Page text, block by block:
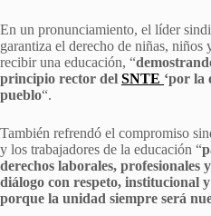
En un pronunciamiento, el líder
garantiza el derecho de niñas, niños
recibir una educación, “
principio rector del SNTE ‘por la
pueblo“.
También refrendó el compromiso
y los trabajadores de la educación “
derechos laborales, profesionales
diálogo con respeto, institucional
porque la unidad siempre será